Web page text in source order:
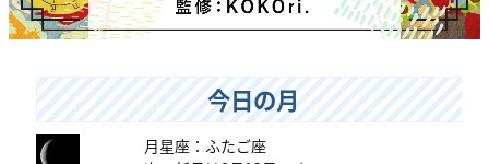
今日の月
月星座：ふたご座